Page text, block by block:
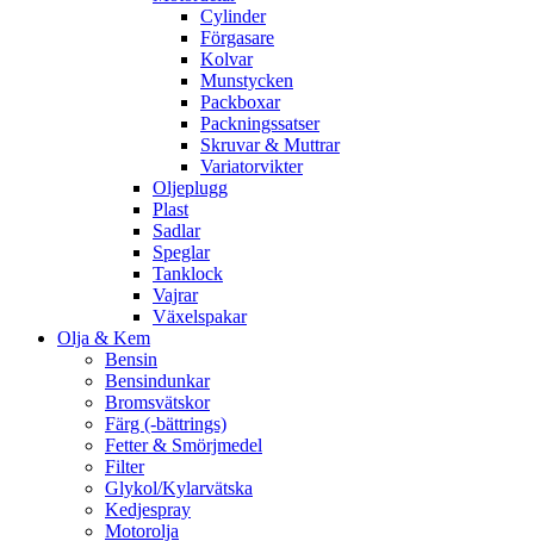
Cylinder
Förgasare
Kolvar
Munstycken
Packboxar
Packningssatser
Skruvar & Muttrar
Variatorvikter
Oljeplugg
Plast
Sadlar
Speglar
Tanklock
Vajrar
Växelspakar
Olja & Kem
Bensin
Bensindunkar
Bromsvätskor
Färg (-bättrings)
Fetter & Smörjmedel
Filter
Glykol/Kylarvätska
Kedjespray
Motorolja